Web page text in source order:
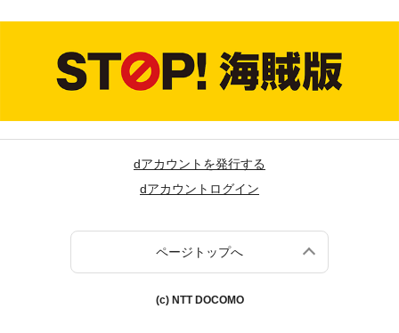
dアカウントを発行する
dアカウントログイン
ページトップへ
(c) NTT DOCOMO